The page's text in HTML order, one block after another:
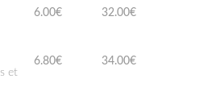
6.00€ 32.00€
6.80€ 34.00€